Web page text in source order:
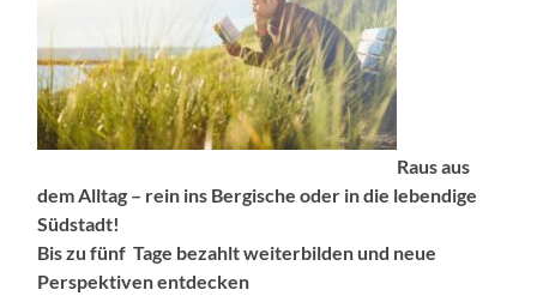
Raus aus
dem Alltag – rein ins Bergische oder in die lebendige
Südstadt!
Bis zu fünf Tage bezahlt weiterbilden und neue
Perspektiven entdecken